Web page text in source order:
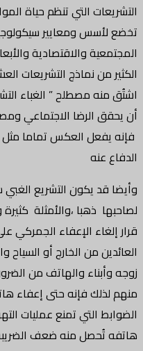
التشريعات التي تنظم حياة
تخضع لأسس ومعايير
المجتمعية والاقتصادية
الكثير من نماذج التشريعات
اشتُق منه مصطلح ” الغباء
أن يحقق الرضا الاجتماعي
فإنه يفعل العكس تماما
الدفاع عنه
وأيضا قد يكون التشريع
لصاحبها ذهبا ،والأمثلة
قرار إلغاء الإعفاء الجمركي
العائدين من الخارج أو
زوجه وأبناء والهاتف من
منهم لذلك فإنه حتى إعفاء
الضوابط التي تمنع عمليات
هاتفه تُحصل منه ضعف